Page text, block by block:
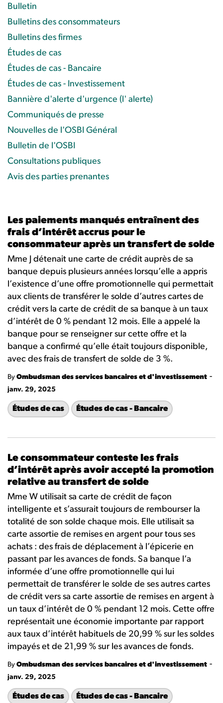
Les paiements manqués entraînent des
frais d’intérêt accrus pour le
consommateur après un transfert de solde
Mme J détenait une carte de crédit auprès de sa
banque depuis plusieurs années lorsqu’elle a appris
l’existence d’une offre promotionnelle qui permettait
aux clients de transférer le solde d’autres cartes de
crédit vers la carte de crédit de sa banque à un taux
d’intérêt de 0 % pendant 12 mois. Elle a appelé la
banque pour se renseigner sur cette offre et la
banque a confirmé qu’elle était toujours disponible,
avec des frais de transfert de solde de 3 %.
By Ombudsman des services bancaires et d'investissement -
janv. 29, 2025
Études de cas Études de cas - Bancaire
Le consommateur conteste les frais
d’intérêt après avoir accepté la promotion
relative au transfert de solde
Mme W utilisait sa carte de crédit de façon
intelligente et s’assurait toujours de rembourser la
totalité de son solde chaque mois. Elle utilisait sa
carte assortie de remises en argent pour tous ses
achats : des frais de déplacement à l’épicerie en
passant par les avances de fonds. Sa banque l’a
informée d’une offre promotionnelle qui lui
permettait de transférer le solde de ses autres cartes
de crédit vers sa carte assortie de remises en argent à
un taux d’intérêt de 0 % pendant 12 mois. Cette offre
représentait une économie importante par rapport
aux taux d’intérêt habituels de 20,99 % sur les soldes
impayés et de 21,99 % sur les avances de fonds.
By Ombudsman des services bancaires et d'investissement -
janv. 29, 2025
Études de cas Études de cas - Bancaire
Bulletin
Bulletins des consommateurs
Bulletins des firmes
Études de cas
Études de cas - Bancaire
Études de cas - Investissement
Bannière d'alerte d'urgence (l' alerte)
Communiqués de presse
Nouvelles de l'OSBI Général
Bulletin de l'OSBI
Consultations publiques
Avis des parties prenantes